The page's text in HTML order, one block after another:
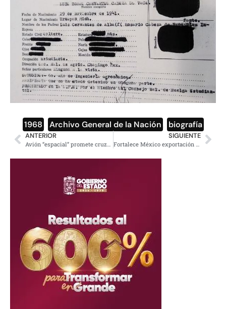
1968 Archivo General de la Nación biografía
ANTERIOR SIGUIENTE